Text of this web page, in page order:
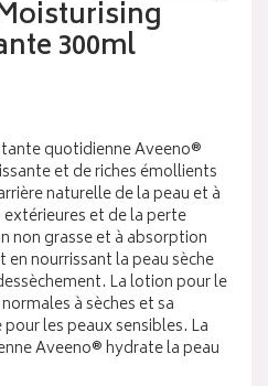
300ml
quotidienne Aveeno®
et de riches émollients
naturelle de la peau et à
et de la perte
grasse et à absorption
nourrissant la peau sèche
La lotion pour le
à sèches et sa
les peaux sensibles. La
Aveeno® hydrate la peau